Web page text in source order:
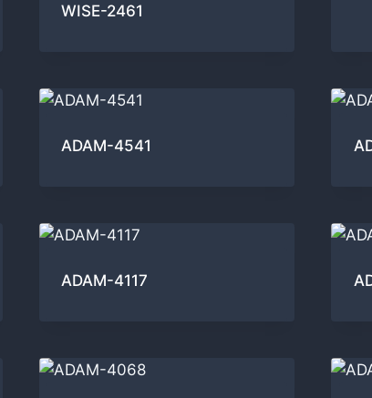
WISE-2461
ADAM-4541
ADAM-4117